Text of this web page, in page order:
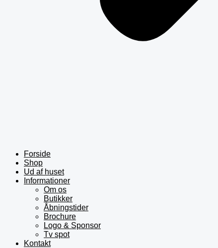
Forside
Shop
Ud af huset
Informationer
Om os
Butikker
Åbningstider
Brochure
Logo & Sponsor
Tv spot
Kontakt